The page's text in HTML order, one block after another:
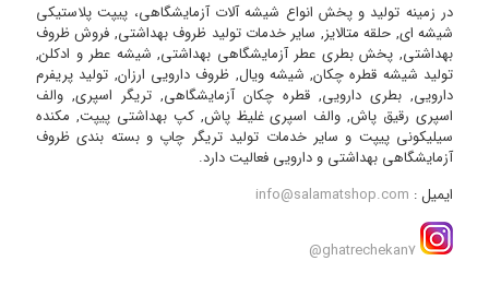
در زمینه تولید و پخش انواع شیشه آلات آزمایشگاهی، پیپت پلاستیکی
شیشه ای, حلقه متالایز, سایر خدمات تولید ظروف بهداشتی, فروش ظروف
بهداشتی, پخش بطری عطر آزمایشگاهی بهداشتی, شیشه عطر و ادکلن,
تولید شیشه قطره چکان, شیشه ویال, ظروف دارویی ارزان, تولید پریفرم
دارویی, بطری دارویی, قطره چکان آزمایشگاهی, تریگر اسپری, والف
اسپری رقیق پاش, والف اسپری غلیظ پاش, کپ بهداشتی پیپت, مکنده
سیلیکونی پیپت و سایر خدمات تولید تریگر چاپ و بسته بندی ظروف
آزمایشگاهی بهداشتی و دارویی فعالیت دارد.
ایمیل : info@salamatshop.com
ghatrechekan7@